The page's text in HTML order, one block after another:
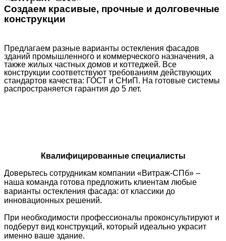
Создаем красивые, прочные и долговечные
конструкции
Предлагаем разные варианты остекления фасадов
зданий промышленного и коммерческого назначения, а
также жилых частных домов и коттеджей. Все
конструкции соответствуют требованиям действующих
стандартов качества: ГОСТ и СНиП. На готовые системы
распространяется гарантия до 5 лет.
Квалифицированные специалисты
Доверьтесь сотрудникам компании «Витраж-СПб» –
наша команда готова предложить клиентам любые
варианты остекления фасада: от классики до
инновационных решений.
При необходимости профессионалы проконсультируют и
подберут вид конструкций, который идеально украсит
именно ваше здание.